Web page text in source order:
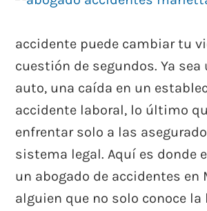
accidente puede cambiar tu
cuestión de segundos. Ya sea
auto, una caída en un
accidente laboral, lo último
enfrentar solo a las
sistema legal. Aquí es donde
un abogado de accidentes en
alguien que no solo conoce la